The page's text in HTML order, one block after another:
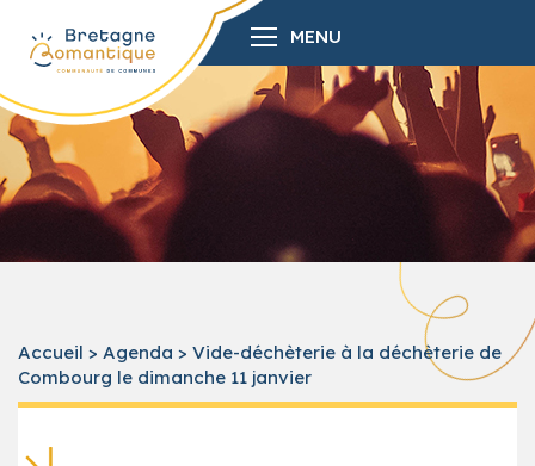
MENU
Accueil > Agenda > Vide-déchèterie à la déchèterie de
Combourg le dimanche 11 janvier